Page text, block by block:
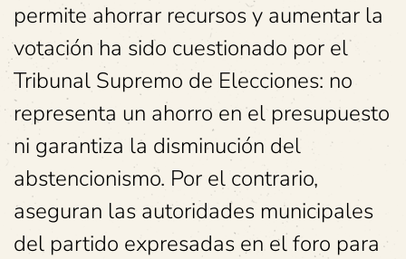
permite ahorrar recursos y aumentar la
votación ha sido cuestionado por el
Tribunal Supremo de Elecciones: no
representa un ahorro en el presupuesto
ni garantiza la disminución del
abstencionismo. Por el contrario,
aseguran las autoridades municipales
del partido expresadas en el foro para